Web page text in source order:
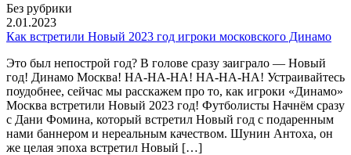
Без рубрики
2.01.2023
Как встретили Новый 2023 год игроки московского Динамо
Это был непострой год? В голове сразу заиграло — Новый
год! Динамо Москва! НА-НА-НА! НА-НА-НА! Устраивайтесь
поудобнее, сейчас мы расскажем про то, как игроки «Динамо»
Москва встретили Новый 2023 год! Футболисты Начнём сразу
с Дани Фомина, который встретил Новый год с подаренным
нами баннером и нереальным качеством. Шунин Антоха, он
же целая эпоха встретил Новый […]